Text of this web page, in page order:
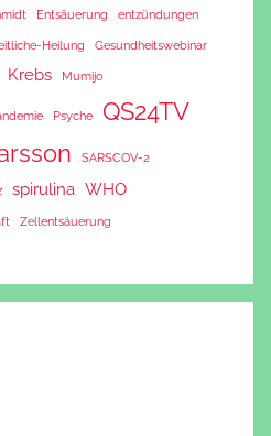
Entsäuerung entzündungen
Heilung Gesundheitswebinar
Krebs Mumijo
Psyche QS24TV
SARSCOV-2
spirulina WHO
Zellentsäuerung